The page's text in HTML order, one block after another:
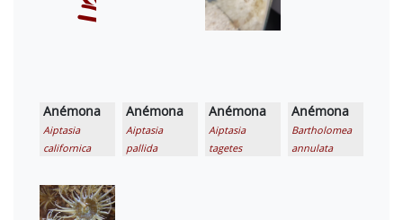
Anémona
Aiptasia
californica
Anémona
Aiptasia
pallida
Anémona
Aiptasia
tagetes
Anémona
Bartholomea
annulata